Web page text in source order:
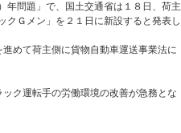
年問題」で、国土交通省は１８日、荷主
クＧメン」を２１日に新設すると発表し
めて荷主側に貨物自動車運送事業法に
ク運転手の労働環境の改善が急務とな